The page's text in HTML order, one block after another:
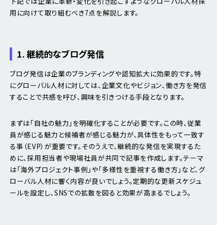
用に向けて取り組むべき7点を解説します。
1. 継続的なブログ発信
ブログ発信は企業のブランディングや認知拡大に効果的です。特
にグローバル人材に対しては、企業文化やビジョン、働き方を発信
することで共感を呼び、興味を引きつける手段となります。
まずは「自社の魅力」を明確化することが必要です。この時、従業
員が感じる魅力と候補者が感じる魅力が、具体性をもって一致す
る事（EVP）が重要です。そのうえで、継続的な発信を実現するた
めに、採用担当者や現場社員が共同で記事を作成します。テーマ
は「海外プロジェクト事例」や「多様性を重視する働き方」など、グ
ローバル人材に響く内容が良いでしょう。定期的な更新スケジュ
ールを設定し、SNSでの拡散を図ると効果が高まるでしょう。